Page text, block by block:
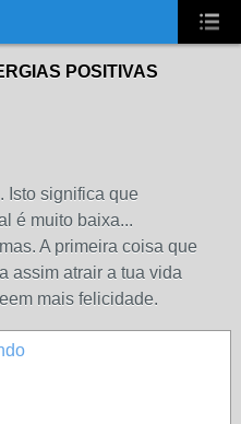
POSITIVAS
Isto significa que
é muito baixa...
A primeira coisa que
assim atrair a tua vida
mais felicidade.